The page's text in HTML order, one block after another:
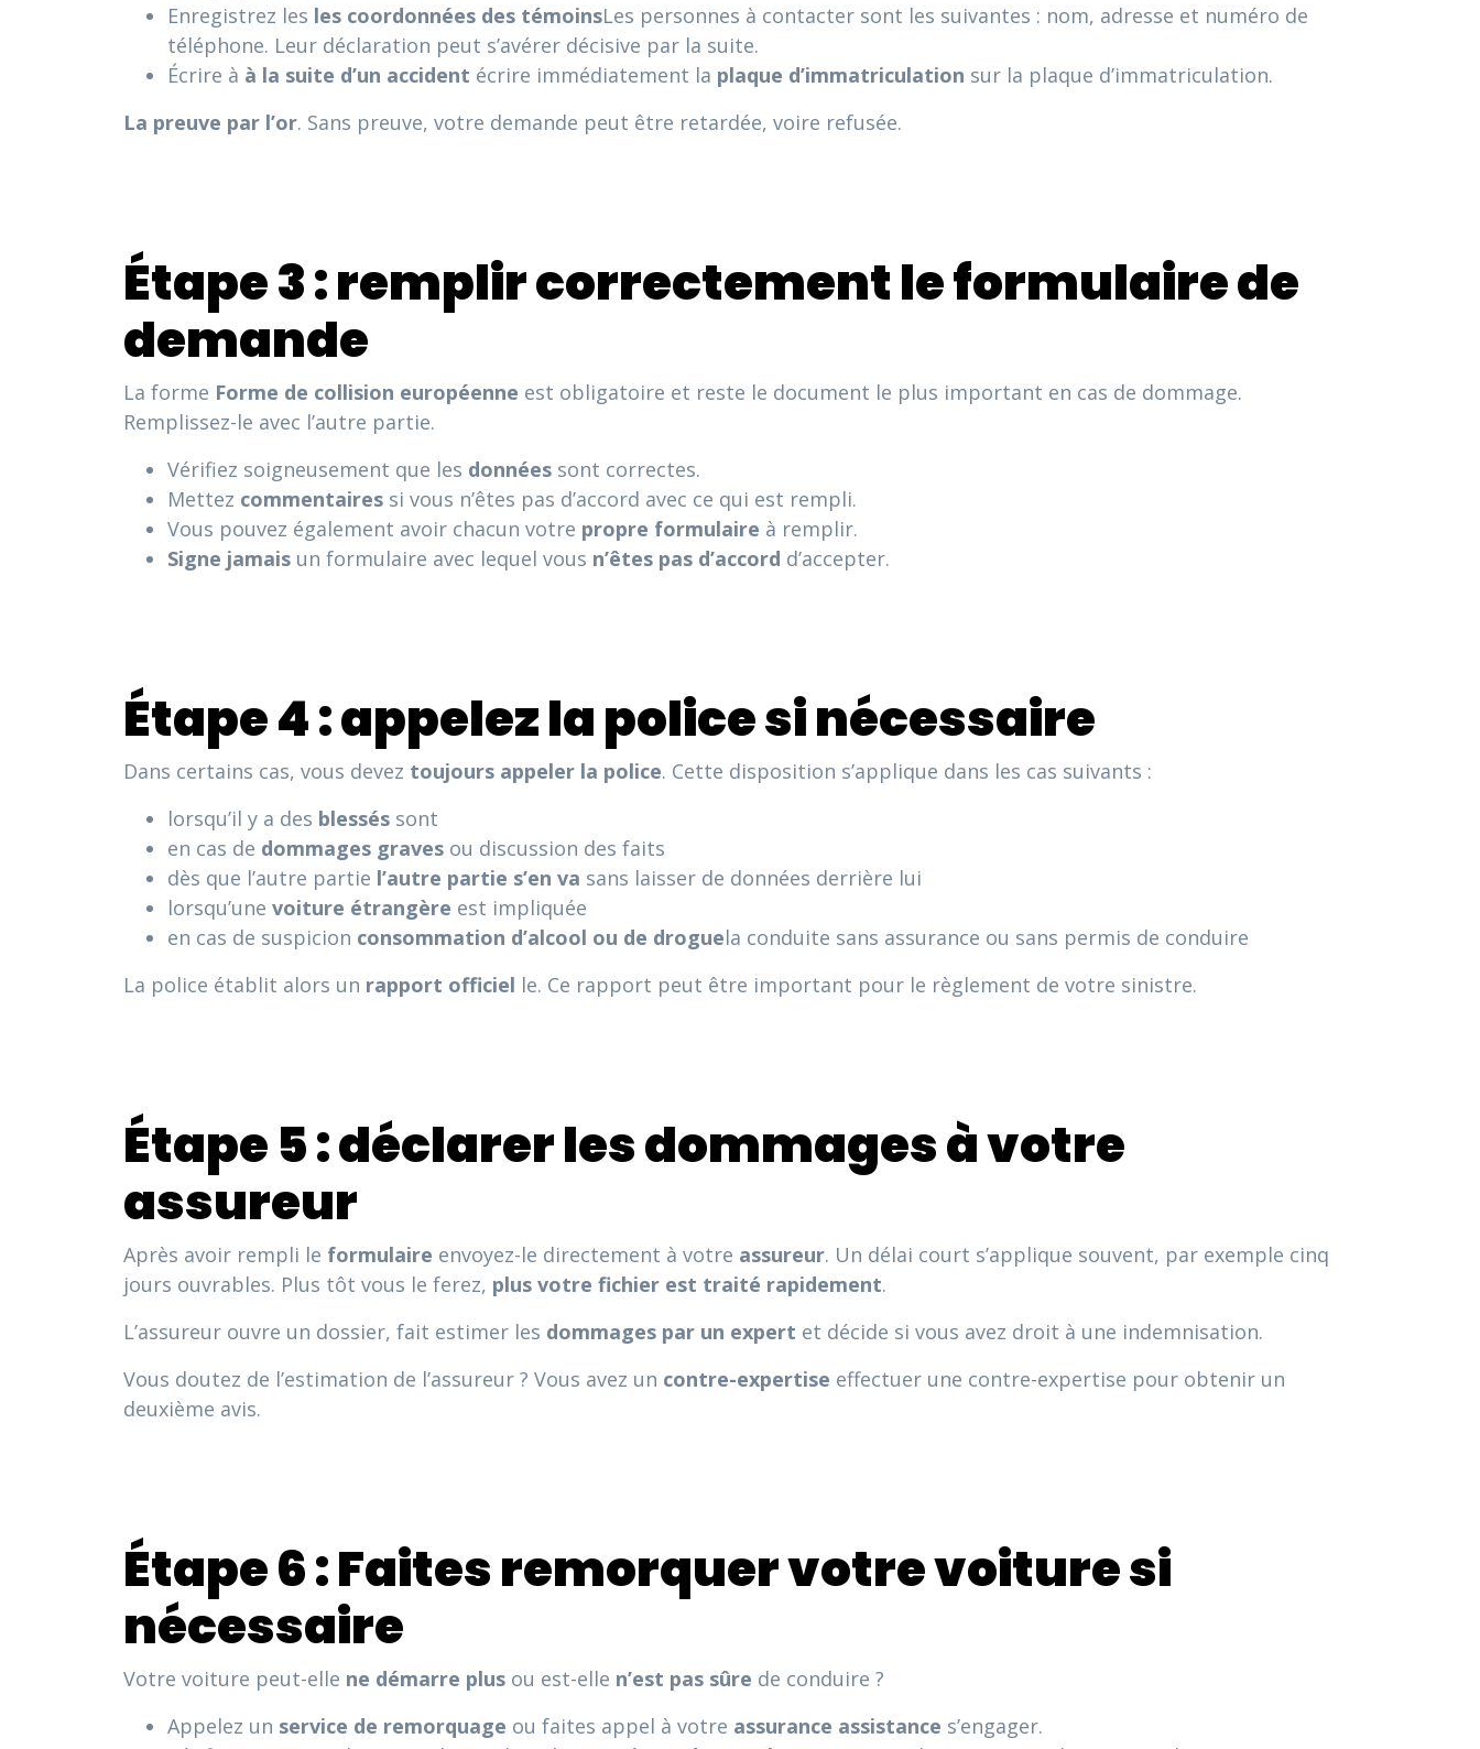
Enregistrez les les coordonnées des témoinsLes personnes à contacter sont les suivantes : nom, adresse et numéro de
téléphone. Leur déclaration peut s’avérer décisive par la suite.
Écrire à à la suite d’un accident écrire immédiatement la plaque d’immatriculation sur la plaque d’immatriculation.
La preuve par l’or. Sans preuve, votre demande peut être retardée, voire refusée.
Étape 3 : remplir correctement le formulaire de
demande
La forme Forme de collision européenne est obligatoire et reste le document le plus important en cas de dommage.
Remplissez-le avec l’autre partie.
Vérifiez soigneusement que les données sont correctes.
Mettez commentaires si vous n’êtes pas d’accord avec ce qui est rempli.
Vous pouvez également avoir chacun votre propre formulaire à remplir.
Signe jamais un formulaire avec lequel vous n’êtes pas d’accord d’accepter.
Étape 4 : appelez la police si nécessaire
Dans certains cas, vous devez toujours appeler la police. Cette disposition s’applique dans les cas suivants :
lorsqu’il y a des blessés sont
en cas de dommages graves ou discussion des faits
dès que l’autre partie l’autre partie s’en va sans laisser de données derrière lui
lorsqu’une voiture étrangère est impliquée
en cas de suspicion consommation d’alcool ou de droguela conduite sans assurance ou sans permis de conduire
La police établit alors un rapport officiel le. Ce rapport peut être important pour le règlement de votre sinistre.
Étape 5 : déclarer les dommages à votre
assureur
Après avoir rempli le formulaire envoyez-le directement à votre assureur. Un délai court s’applique souvent, par exemple cinq
jours ouvrables. Plus tôt vous le ferez, plus votre fichier est traité rapidement.
L’assureur ouvre un dossier, fait estimer les dommages par un expert et décide si vous avez droit à une indemnisation.
Vous doutez de l’estimation de l’assureur ? Vous avez un contre-expertise effectuer une contre-expertise pour obtenir un
deuxième avis.
Étape 6 : Faites remorquer votre voiture si
nécessaire
Votre voiture peut-elle ne démarre plus ou est-elle n’est pas sûre de conduire ?
Appelez un service de remorquage ou faites appel à votre assurance assistance s’engager.